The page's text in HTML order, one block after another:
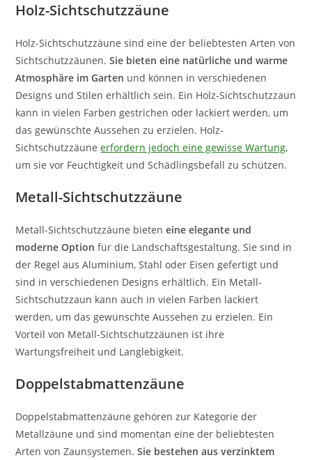
Holz-Sichtschutzzäune
Holz-Sichtschutzzäune sind eine der beliebtesten Arten von
Sichtschutzzäunen.Sie bieten eine natürliche und warme
Atmosphäre im Garten und können in verschiedenen
Designs und Stilen erhältlich sein. Ein Holz-Sichtschutzzaun
kann in vielen Farben gestrichen oder lackiert werden, um
das gewünschte Aussehen zu erzielen. Holz-
Sichtschutzzäuneerfordern jedoch eine gewisse Wartung,
um sie vor Feuchtigkeit und Schädlingsbefall zu schützen.
Metall-Sichtschutzzäune
Metall-Sichtschutzzäune bieteneine elegante und
moderne Option für die Landschaftsgestaltung. Sie sind in
der Regel aus Aluminium, Stahl oder Eisen gefertigt und
sind in verschiedenen Designs erhältlich. Ein Metall-
Sichtschutzzaun kann auch in vielen Farben lackiert
werden, um das gewünschte Aussehen zu erzielen. Ein
Vorteil von Metall-Sichtschutzzäunen ist ihre
Wartungsfreiheit und Langlebigkeit.
Doppelstabmattenzäune
Doppelstabmattenzäune gehören zur Kategorie der
Metallzäune und sind momentan eine der beliebtesten
Arten von Zaunsystemen.Sie bestehen aus verzinktem